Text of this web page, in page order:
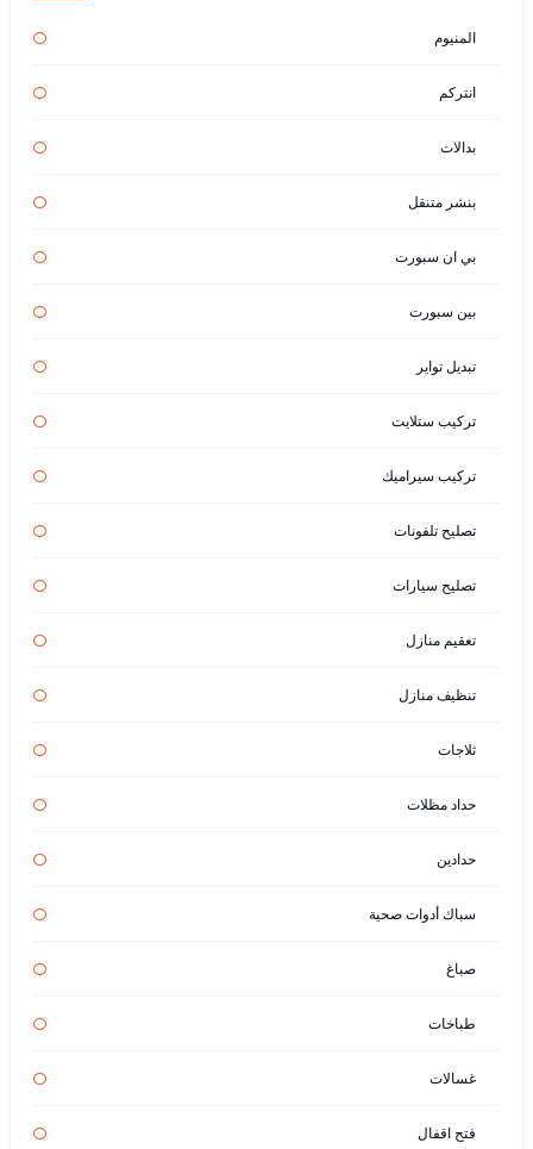
المنيوم
انتركم
بدالات
بنشر متنقل
بي ان سبورت
بين سبورت
تبديل تواير
تركيب ستلايت
تركيب سيراميك
تصليح تلفونات
تصليح سيارات
تعقيم منازل
تنظيف منازل
ثلاجات
حداد مظلات
حدادين
سباك أدوات صحية
صباغ
طباخات
غسالات
فتح اقفال